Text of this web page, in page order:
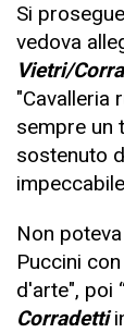
Si
vedova
Vietri/
"Cavalleria
sempre un
sostenuto
Non
Puccini
d'arte", poi
Corradetti